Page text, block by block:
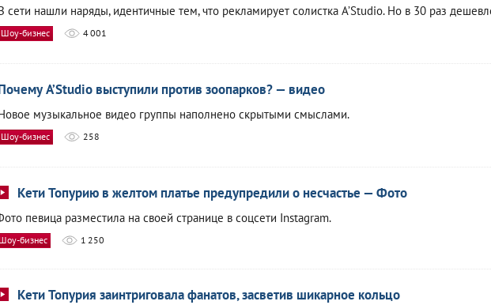
сети нашли наряды, идентичные тем, что рекламирует солистка A’Studio. Но в 30 раз
Шоу-бизнес 4 001
A’Studio выступили против зоопарков? — видео
музыкальное видео группы наполнено скрытыми смыслами.
Шоу-бизнес 258
Кети Топурию в желтом платье предупредили о несчастье — Фото
певица разместила на своей странице в соцсети Instagram.
Шоу-бизнес 1 250
Кети Топурия заинтриговала фанатов, засветив шикарное кольцо